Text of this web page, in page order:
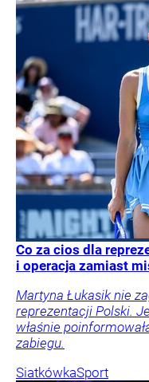
Co za cios dla
i operacja zamiast
Martyna Łukasik nie
reprezentacji Polski.
właśnie
zabiegu.
SiatkówkaSport